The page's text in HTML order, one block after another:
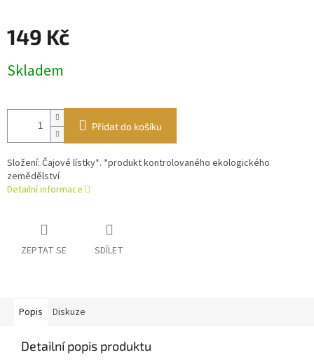
149 Kč
cena:
Skladem
Přidat do košíku
Složení: Čajové lístky*. *produkt kontrolovaného ekologického
zemědělství
Detailní informace
ZEPTAT SE SDÍLET
Popis Diskuze
Detailní popis produktu